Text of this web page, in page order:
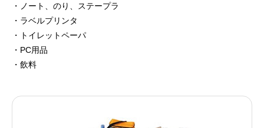
・ノート、のり、ステープラ
・ラベルプリンタ
・トイレットペーパ
・PC用品
・飲料